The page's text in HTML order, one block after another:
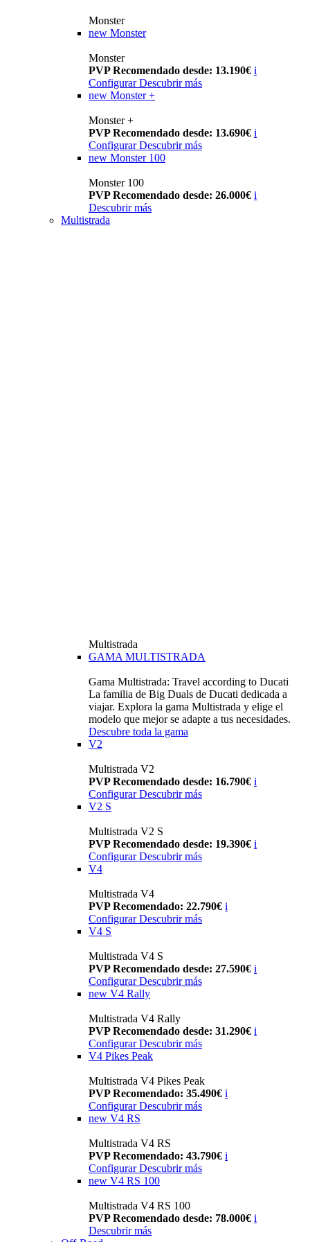
Monster
new Monster
Monster
PVP Recomendado desde: 13.190€ i
Configurar Descubrir más
new Monster +
Monster +
PVP Recomendado desde: 13.690€ i
Configurar Descubrir más
new Monster 100
Monster 100
PVP Recomendado desde: 26.000€ i
Descubrir más
Multistrada
Multistrada
GAMA MULTISTRADA
Gama Multistrada: Travel according to Ducati
La familia de Big Duals de Ducati dedicada a
viajar. Explora la gama Multistrada y elige el
modelo que mejor se adapte a tus necesidades.
Descubre toda la gama
V2
Multistrada V2
PVP Recomendado desde: 16.790€ i
Configurar Descubrir más
V2 S
Multistrada V2 S
PVP Recomendado desde: 19.390€ i
Configurar Descubrir más
V4
Multistrada V4
PVP Recomendado: 22.790€ i
Configurar Descubrir más
V4 S
Multistrada V4 S
PVP Recomendado desde: 27.590€ i
Configurar Descubrir más
new V4 Rally
Multistrada V4 Rally
PVP Recomendado desde: 31.290€ i
Configurar Descubrir más
V4 Pikes Peak
Multistrada V4 Pikes Peak
PVP Recomendado: 35.490€ i
Configurar Descubrir más
new V4 RS
Multistrada V4 RS
PVP Recomendado: 43.790€ i
ConfigurarDescubrir más
new V4 RS 100
Multistrada V4 RS 100
PVP Recomendado desde: 78.000€ i
Descubrir más